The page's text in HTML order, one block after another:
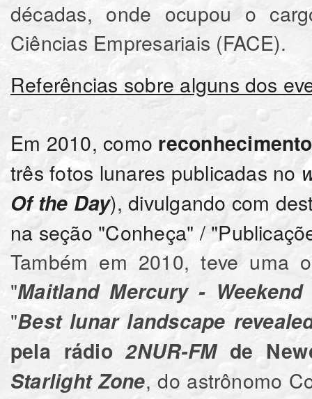
décadas, onde ocupou o
Ciências Empresariais (FACE).
Referências sobre alguns dos
Em 2010, como
três fotos lunares publicadas no
Of the Day), divulgando com
na seção "Conheça" /
Também em 2010, teve uma
"Maitland Mercury - Weekend
"Best lunar landscape
pela rádio2NUR-FMde
Starlight Zone, do astrônomo